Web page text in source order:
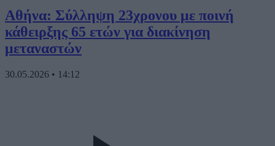
Αθήνα: Σύλληψη 23χρονου με ποινή
κάθειρξης 65 ετών για διακίνηση
μεταναστών
30.05.2026 • 14:12